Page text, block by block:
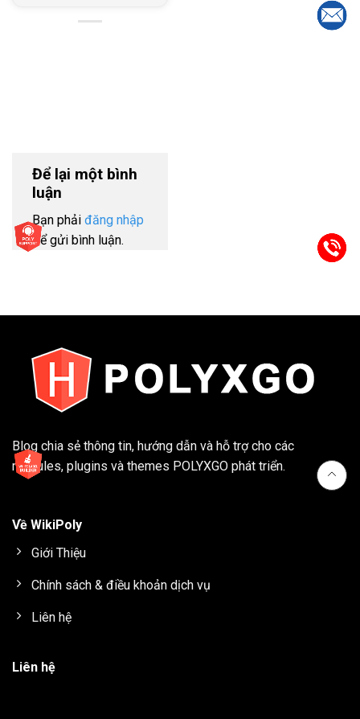
Để lại một bình
luận
Bạn phải đăng nhập
để gửi bình luận.
Blog chia sẻ thông tin, hướng dẫn và hỗ trợ cho các
modules, plugins và themes POLYXGO phát triển.
Về WikiPoly
Giới Thiệu
Chính sách & điều khoản dịch vụ
Liên hệ
Liên hệ